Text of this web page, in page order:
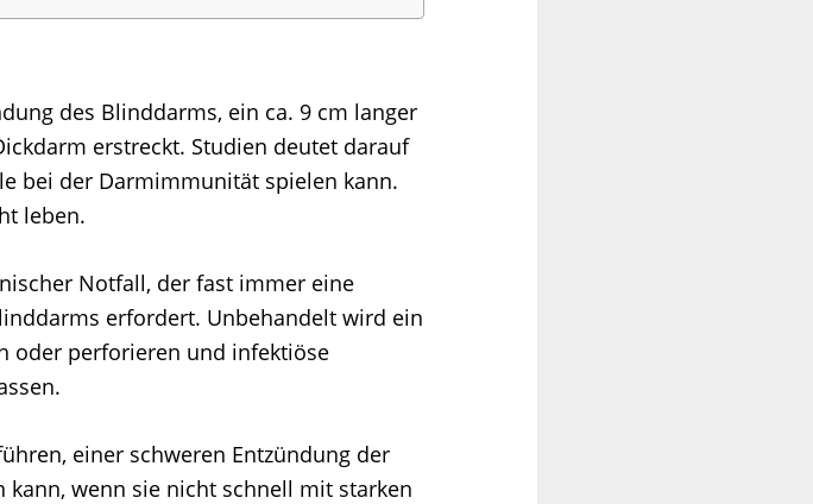
des Blinddarms, ein ca. 9 cm langer
erstreckt. Studien deutet darauf
bei der Darmimmunität spielen kann.
leben.
Notfall, der fast immer eine
erfordert. Unbehandelt wird ein
oder perforieren und infektiöse
einer schweren Entzündung der
wenn sie nicht schnell mit starken